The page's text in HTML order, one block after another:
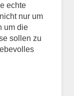
echte
nur um
um die
sollen zu